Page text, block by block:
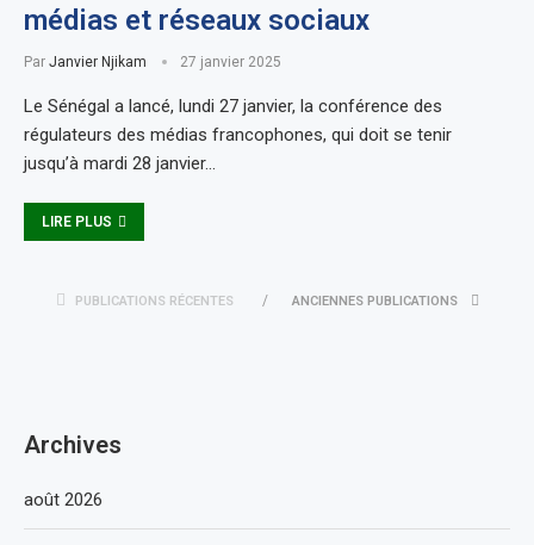
médias et réseaux sociaux
Par Janvier Njikam 27 janvier 2025
Le Sénégal a lancé, lundi 27 janvier, la conférence des
régulateurs des médias francophones, qui doit se tenir
jusqu’à mardi 28 janvier…
LIRE PLUS
PUBLICATIONS RÉCENTES ANCIENNES PUBLICATIONS
Archives
août 2026